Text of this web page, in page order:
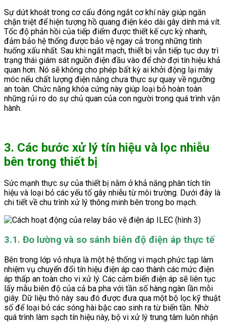
Sự dứt khoát trong cơ cấu đóng ngắt cơ khí này giúp ngăn
chặn triệt để hiện tượng hồ quang điện kéo dài gây dính má vít.
Tốc độ phản hồi của tiếp điểm được thiết kế cực kỳ nhanh,
đảm bảo hệ thống được bảo vệ ngay cả trong những tình
huống xấu nhất. Sau khi ngắt mạch, thiết bị vẫn tiếp tục duy trì
trạng thái giám sát nguồn điện đầu vào để chờ đợi tín hiệu khả
quan hơn. Nó sẽ không cho phép bất kỳ ai khởi động lại máy
móc nếu chất lượng điện năng chưa thực sự quay về ngưỡng
an toàn. Chức năng khóa cứng này giúp loại bỏ hoàn toàn
những rủi ro do sự chủ quan của con người trong quá trình vận
hành.
3. Các bước xử lý tín hiệu và lọc nhiễu
bên trong thiết bị
Sức mạnh thực sự của thiết bị nằm ở khả năng phân tích tín
hiệu và loại bỏ các yếu tố gây nhiễu từ môi trường. Dưới đây là
chi tiết về chu trình xử lý thông minh bên trong bo mạch.
3.1. Đo lường và so sánh biên độ điện áp thực tế
Bên trong lớp vỏ nhựa là một hệ thống vi mạch phức tạp làm
nhiệm vụ chuyển đổi tín hiệu điện áp cao thành các mức điện
áp thấp an toàn cho vi xử lý. Các cảm biến điện áp sẽ liên tục
lấy mẫu biên độ của cả ba pha với tần số hàng ngàn lần mỗi
giây. Dữ liệu thô này sau đó được đưa qua một bộ lọc kỹ thuật
số để loại bỏ các sóng hài bậc cao sinh ra từ biến tần. Nhờ
quá trình làm sạch tín hiệu này, bộ vi xử lý trung tâm luôn nhận